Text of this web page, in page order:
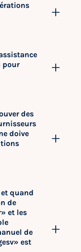
pour
des
doive
quand
de
et les
de
est